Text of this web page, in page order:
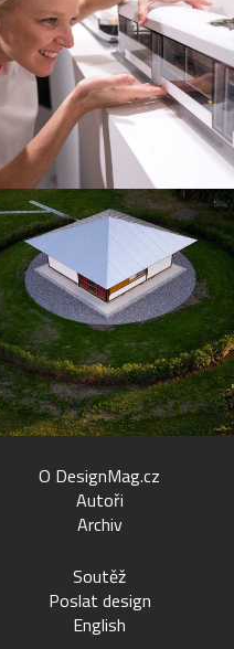
O DesignMag.cz
Autoři
Archiv
Soutěž
Poslat design
English